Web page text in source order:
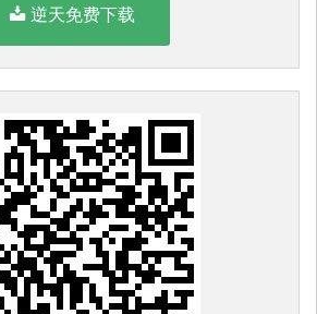
逆天免费下载